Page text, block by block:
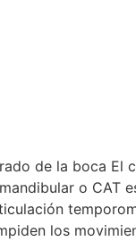
de la boca El
o CAT
los